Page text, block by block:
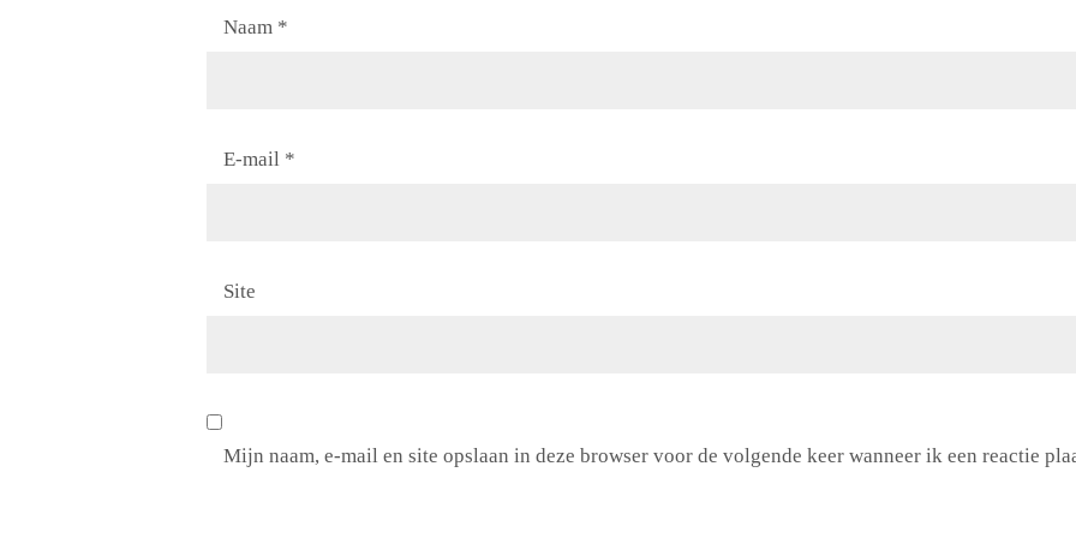
Naam *
E-mail *
Site
Mijn naam, e-mail en site opslaan in deze browser voor de volgende keer wanneer ik een reactie